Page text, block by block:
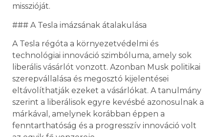
misszióját.
### A Tesla imázsának átalakulása
A Tesla régóta a környezetvédelmi és
technológiai innováció szimbóluma, amely sok
liberális vásárlót vonzott. Azonban Musk politikai
szerepvállalása és megosztó kijelentései
eltávolíthatják ezeket a vásárlókat. A tanulmány
szerint a liberálisok egyre kevésbé azonosulnak a
márkával, amelynek korábban éppen a
fenntarthatóság és a progresszív innováció volt